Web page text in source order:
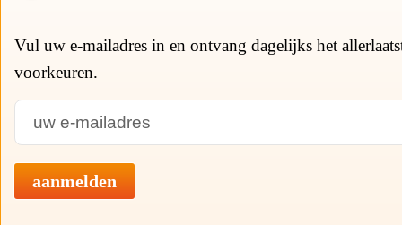
Vul uw e-mailadres in en ontvang dagelijks het
voorkeuren.
aanmelden